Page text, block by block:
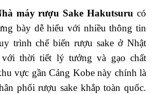
máy rượu Sake Hakutsuru có
bày dễ hiểu với nhiều thông tin
trình chế biến rượu sake ở Nhật
thời tiết lý tưởng và gạo chất
vực gần Cảng Kobe này chính là
phối rượu sake khắp toàn quốc.